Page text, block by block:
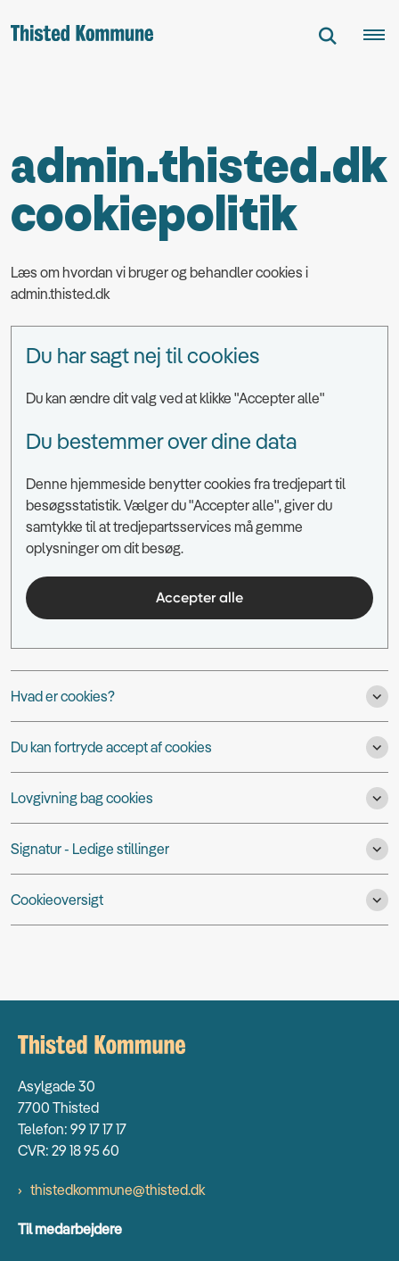
admin.thisted.dk
cookiepolitik
Læs om hvordan vi bruger og behandler cookies i
admin.thisted.dk
Du har sagt nej til cookies
Du kan ændre dit valg ved at klikke "Accepter alle"
Du bestemmer over dine data
Denne hjemmeside benytter cookies fra tredjepart til
besøgsstatistik. Vælger du "Accepter alle", giver du
samtykke til at tredjepartsservices må gemme
oplysninger om dit besøg.
Accepter alle
Hvad er cookies?
Du kan fortryde accept af cookies
Lovgivning bag cookies
Signatur - Ledige stillinger
Cookieoversigt
Asylgade 30
7700 Thisted
Telefon: 99 17 17 17
CVR: 29 18 95 60
thistedkommune@thisted.dk
Til medarbejdere